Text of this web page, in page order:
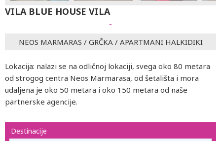
VILA BLUE HOUSE VILA
-
NEOS MARMARAS / GRČKA / APARTMANI HALKIDIKI
Lokacija: nalazi se na odličnoj lokaciji, svega oko 80 metara
od strogog centra Neos Marmarasa, od šetališta i mora
udaljena je oko 50 metara i oko 150 metara od naše
partnerske agencije.
Destinacije